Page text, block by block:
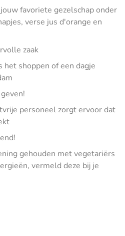
favoriete gezelschap onder
verse jus d'orange en
zaak
het shoppen of een dagje
personeel zorgt ervoor dat
gehouden met vegetariërs
vermeld deze bij je